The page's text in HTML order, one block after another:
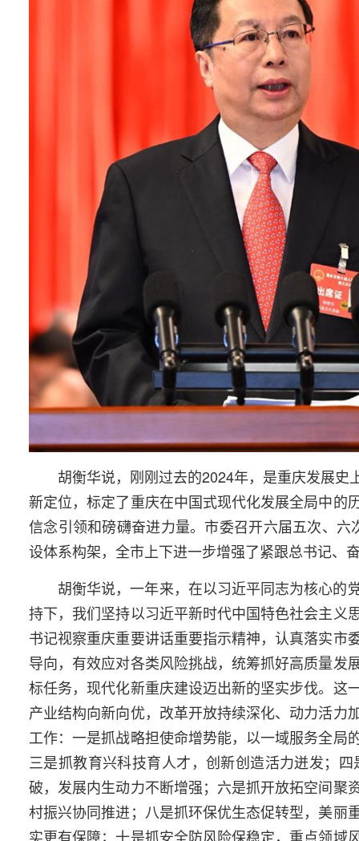
胡衡华说，刚刚过去的2024年，是重庆发展
新定位，标定了重庆在中国式现代化发展全局中的
信念引领和磅礴奋进力量。市委召开六届五次、六
设体系构架，全市上下进一步增强了紧跟总书记、
胡衡华说，一年来，在以习近平同志为核心的
持下，我们坚持以习近平新时代中国特色社会主义
书记视察重庆重要讲话重要指示精神，认真落实
导向，有效应对各类风险挑战，统筹抓好高质量
标任务，现代化新重庆建设迈出新的坚实步伐。这
产业结构向新向优，改革开放持续深化、动力活
工作：一是抓战略担使命增势能，以一域服务全
三是抓教育兴科技育人才，创新创造活力迸发；
破，发展内生动力不断增强；六是抓开放拓空间聚
村振兴协同推进；八是抓环保优生态促转型，美丽
实更有保障；十是抓安全防风险保稳定，重点领